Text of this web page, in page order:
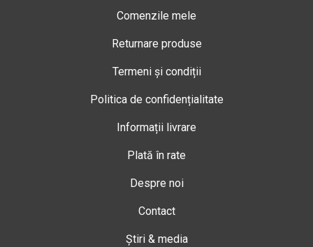
Comenzile mele
Returnare produse
Termeni și condiții
Politica de confidențialitate
Informații livrare
Plată în rate
Despre noi
Contact
Știri & media